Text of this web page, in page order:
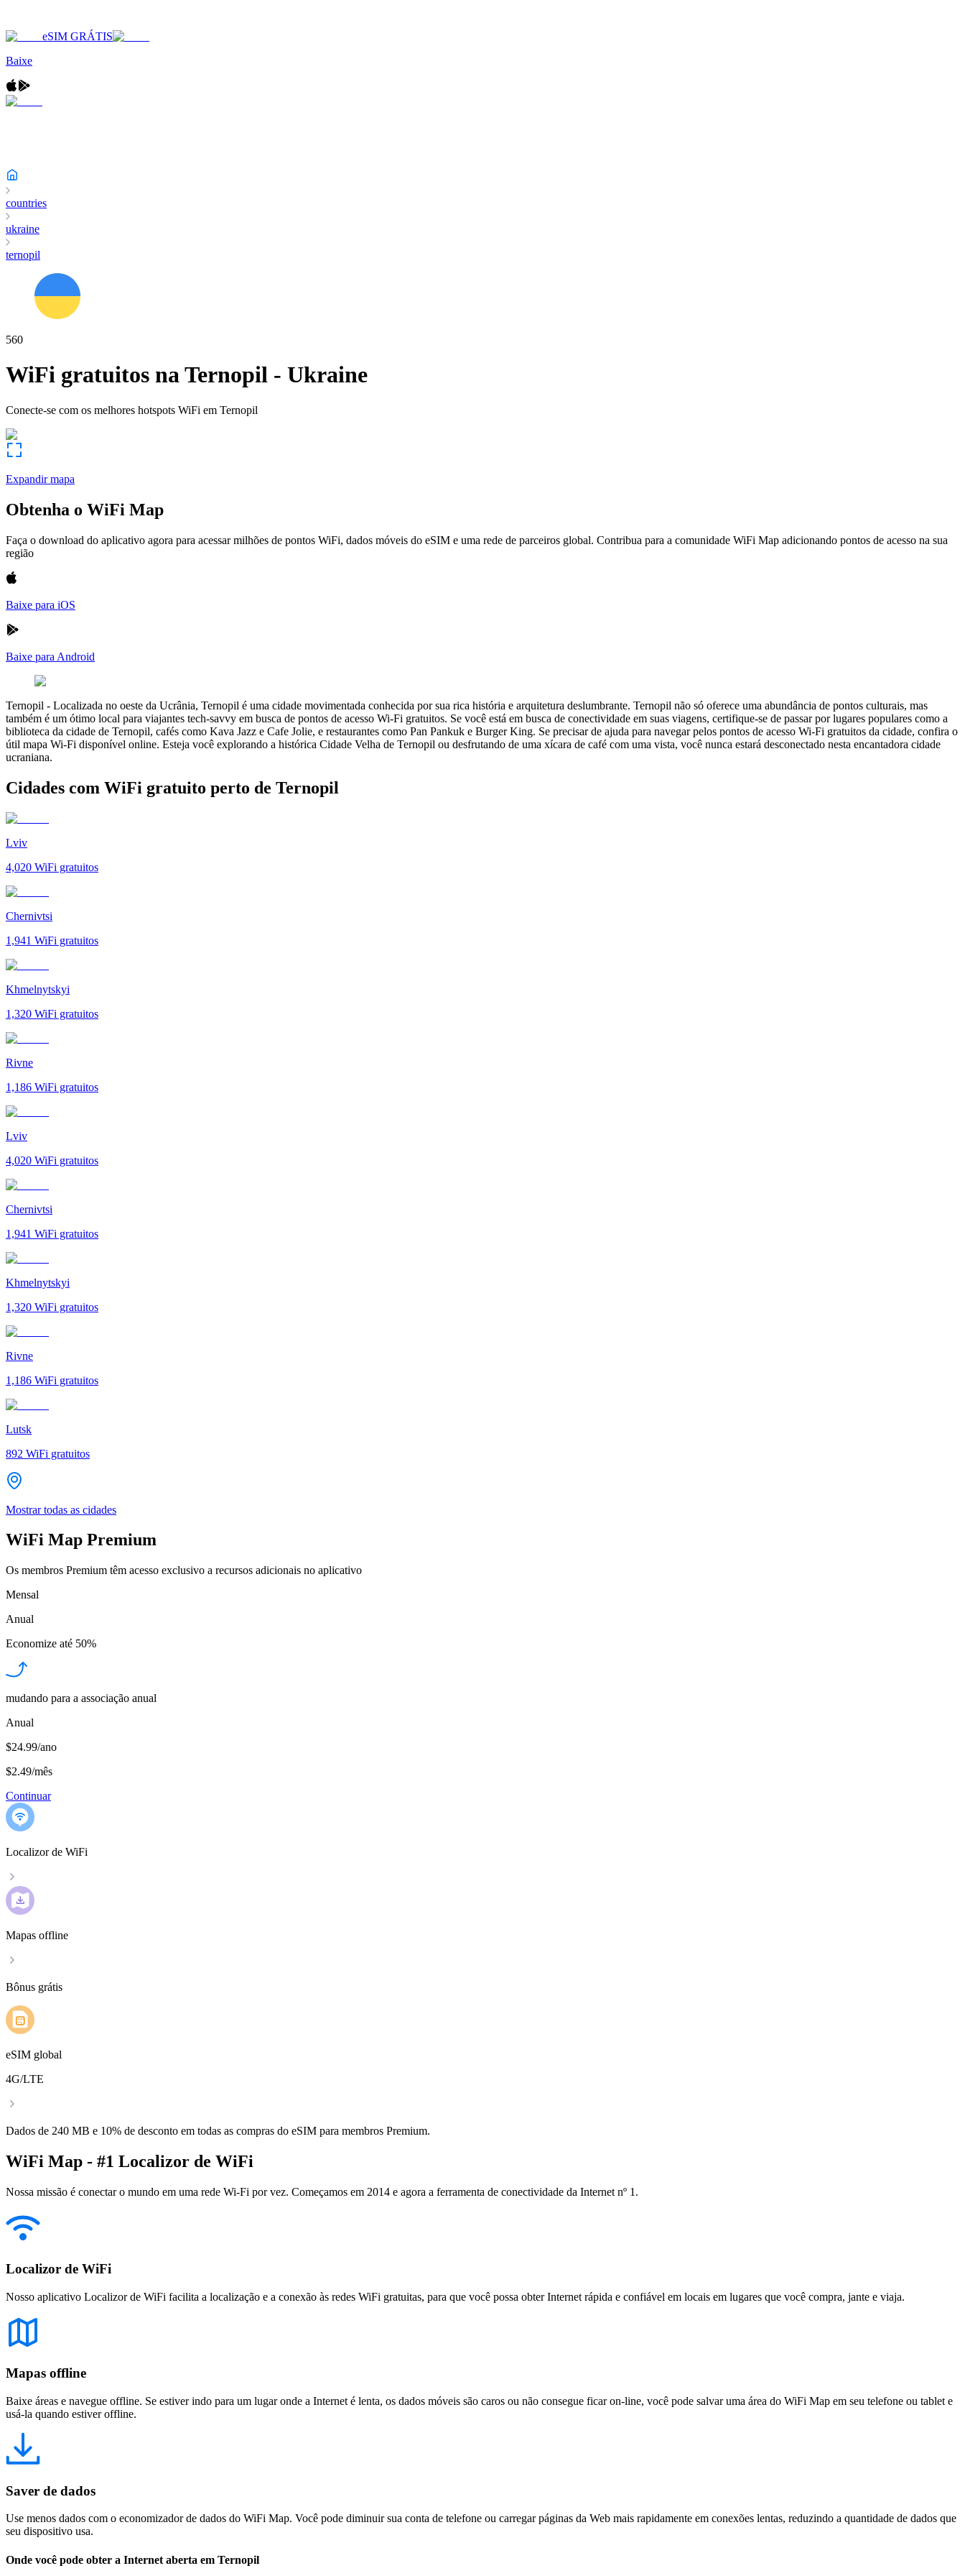
eSIM GRÁTIS
Baixe
countries
ukraine
ternopil
560
WiFi gratuitos naTernopil - Ukraine
Conecte-se com os melhores hotspots WiFi em Ternopil
Expandir mapa
Obtenha o WiFi Map
Faça o download do aplicativo agora para acessar milhões de pontos WiFi, dados móveis do eSIM e uma rede de parceiros global. Contribua para a comunidade WiFi Map adicionando pontos de acesso na sua
região
Baixe para iOS
Baixe para Android
Ternopil - Localizada no oeste da Ucrânia, Ternopil é uma cidade movimentada conhecida por sua rica história e arquitetura deslumbrante. Ternopil não só oferece uma abundância de pontos culturais, mas
também é um ótimo local para viajantes tech-savvy em busca de pontos de acesso Wi-Fi gratuitos. Se você está em busca de conectividade em suas viagens, certifique-se de passar por lugares populares como a
biblioteca da cidade de Ternopil, cafés como Kava Jazz e Cafe Jolie, e restaurantes como Pan Pankuk e Burger King. Se precisar de ajuda para navegar pelos pontos de acesso Wi-Fi gratuitos da cidade, confira o
útil mapa Wi-Fi disponível online. Esteja você explorando a histórica Cidade Velha de Ternopil ou desfrutando de uma xícara de café com uma vista, você nunca estará desconectado nesta encantadora cidade
ucraniana.
Cidades com WiFi gratuito perto de Ternopil
Lviv
4,020 WiFi gratuitos
Chernivtsi
1,941 WiFi gratuitos
Khmelnytskyi
1,320 WiFi gratuitos
Rivne
1,186 WiFi gratuitos
Lviv
4,020 WiFi gratuitos
Chernivtsi
1,941 WiFi gratuitos
Khmelnytskyi
1,320 WiFi gratuitos
Rivne
1,186 WiFi gratuitos
Lutsk
892 WiFi gratuitos
Mostrar todas as cidades
WiFi Map Premium
Os membros Premium têm acesso exclusivo a recursos adicionais no aplicativo
Mensal
Anual
Economize até 50%
mudando para a associação anual
Anual
$24.99/ano
$2.49/mês
Continuar
Localizor de WiFi
Mapas offline
Bônus grátis
eSIM global
4G/LTE
Dados de 240 MB e 10% de desconto em todas as compras do eSIM para membros Premium.
WiFi Map - #1 Localizor de WiFi
Nossa missão é conectar o mundo em uma rede Wi-Fi por vez. Começamos em 2014 e agora a ferramenta de conectividade da Internet nº 1.
Localizor de WiFi
Nosso aplicativo Localizor de WiFi facilita a localização e a conexão às redes WiFi gratuitas, para que você possa obter Internet rápida e confiável em locais em lugares que você compra, jante e viaja.
Mapas offline
Baixe áreas e navegue offline. Se estiver indo para um lugar onde a Internet é lenta, os dados móveis são caros ou não consegue ficar on-line, você pode salvar uma área do WiFi Map em seu telefone ou tablet e
usá-la quando estiver offline.
Saver de dados
Use menos dados com o economizador de dados do WiFi Map. Você pode diminuir sua conta de telefone ou carregar páginas da Web mais rapidamente em conexões lentas, reduzindo a quantidade de dados que
seu dispositivo usa.
Onde você pode obter a Internet aberta em Ternopil